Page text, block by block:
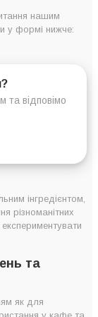
нашим
у формі нижче:
відповімо
інгредієнтом,
різноманітних
та
як для